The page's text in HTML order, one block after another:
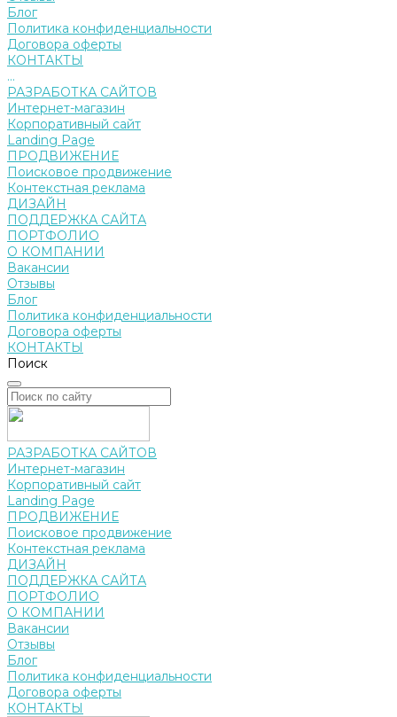
Блог
Политика конфиденциальности
Договора оферты
КОНТАКТЫ
...
РАЗРАБОТКА САЙТОВ
Интернет-магазин
Корпоративный сайт
Landing Page
ПРОДВИЖЕНИЕ
Поисковое продвижение
Контекстная реклама
ДИЗАЙН
ПОДДЕРЖКА САЙТА
ПОРТФОЛИО
О КОМПАНИИ
Вакансии
Отзывы
Блог
Политика конфиденциальности
Договора оферты
КОНТАКТЫ
Поиск
РАЗРАБОТКА САЙТОВ
Интернет-магазин
Корпоративный сайт
Landing Page
ПРОДВИЖЕНИЕ
Поисковое продвижение
Контекстная реклама
ДИЗАЙН
ПОДДЕРЖКА САЙТА
ПОРТФОЛИО
О КОМПАНИИ
Вакансии
Отзывы
Блог
Политика конфиденциальности
Договора оферты
КОНТАКТЫ